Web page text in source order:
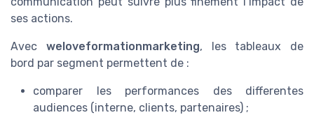
ses actions.
Avec weloveformationmarketing, les tableaux de
bord par segment permettent de :
comparer les performances des differentes
audiences (interne, clients, partenaires) ;